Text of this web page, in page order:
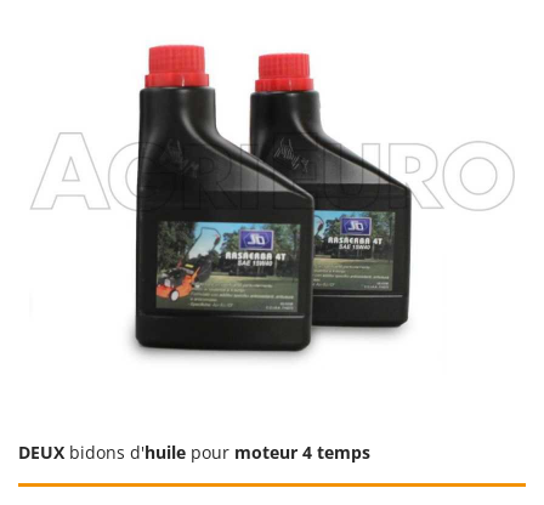
Verdemax
Volpi
W
Waldner
Wiper EcoRobot
Wolf Garten
Y Yard Force
DEUX bidons d'huile pour moteur 4 temps